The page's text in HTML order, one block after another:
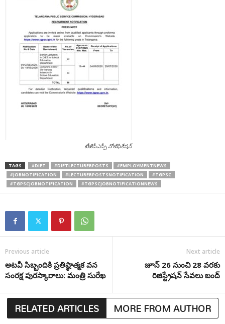
టీజీపీఎస్సీ నోటిఫికేషన్
TAGS #DIET #DIETLECTURERPOSTS
#EMPLOYMENTNEWS
#JOBNOTIFICATION
#LECTURERPOSTSNOTIFICATION
#TGPSC
#TGPSCJOBNOTIFICATION
#TGPSCJOBNOTIFICATIONNEWS
Previous article
అటవీ సిబ్బందికి ప్రతిష్ఠాత్మక వన
సంరక్ష పురస్కారాలు: మంత్రి సురేఖ
Next article
జూన్ 26 నుంచి 28 వరకు
రిజిస్ట్రేషన్ సేవలు బంద్
RELATED ARTICLES MORE FROM AUTHOR